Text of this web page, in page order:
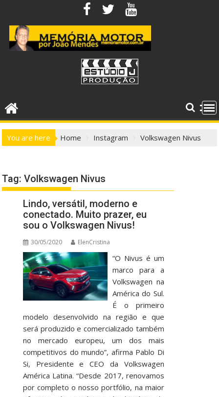
content
You are here Home Instagram Volkswagen Nivus
Tag:Volkswagen Nivus
Lindo, versátil, moderno e
conectado. Muito prazer, eu
sou o Volkswagen Nivus!
30/05/2020 ElenCristina
“O Nivus é um
marco para a
Volkswagen na
América do Sul.
É o primeiro
modelo desenvolvido na região e que
será produzido e comercializado também
no mercado europeu, um dos mais
competitivos do mundo”, afirma Pablo Di
Si, Presidente e CEO da Volkswagen
América Latina. “Desde 2017, renovamos
por completo o nosso portfólio, na maior